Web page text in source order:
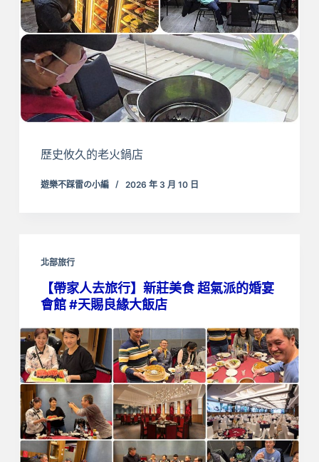
歷史攸久的老火鍋店
遊樂不踩雷の小編 2026 年 3 月 10 日
北部旅行
【帶家人去旅行】新莊美食 超氣派的婚宴
會館 #天賜良緣大飯店